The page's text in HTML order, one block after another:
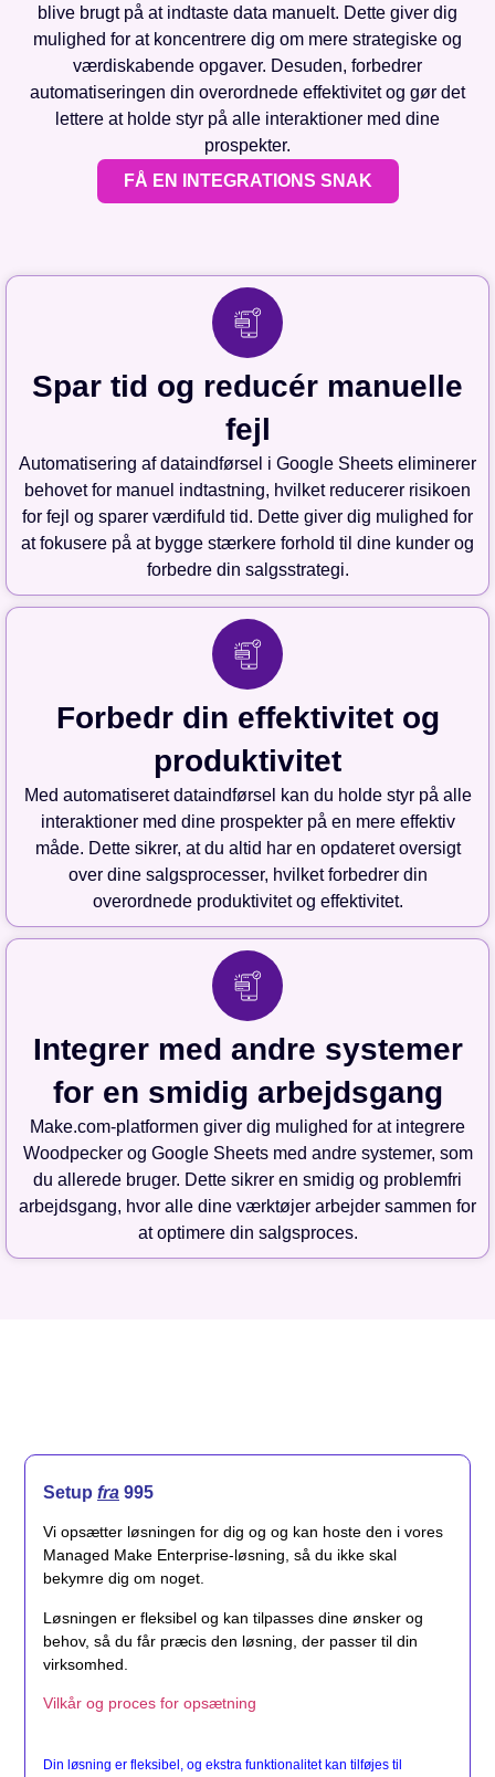
blive brugt på at indtaste data manuelt. Dette giver dig
mulighed for at koncentrere dig om mere strategiske og
værdiskabende opgaver. Desuden, forbedrer
automatiseringen din overordnede effektivitet og gør det
lettere at holde styr på alle interaktioner med dine
prospekter.
FÅ EN INTEGRATIONS SNAK
Spar tid og reducér manuelle
fejl
Automatisering af dataindførsel i Google Sheets eliminerer
behovet for manuel indtastning, hvilket reducerer risikoen
for fejl og sparer værdifuld tid. Dette giver dig mulighed for
at fokusere på at bygge stærkere forhold til dine kunder og
forbedre din salgsstrategi.
Forbedr din effektivitet og
produktivitet
Med automatiseret dataindførsel kan du holde styr på alle
interaktioner med dine prospekter på en mere effektiv
måde. Dette sikrer, at du altid har en opdateret oversigt
over dine salgsprocesser, hvilket forbedrer din
overordnede produktivitet og effektivitet.
Integrer med andre systemer
for en smidig arbejdsgang
Make.com-platformen giver dig mulighed for at integrere
Woodpecker og Google Sheets med andre systemer, som
du allerede bruger. Dette sikrer en smidig og problemfri
arbejdsgang, hvor alle dine værktøjer arbejder sammen for
at optimere din salgsproces.
Setup fra 995
Vi opsætter løsningen for dig og og kan hoste den i vores
Managed Make Enterprise-løsning, så du ikke skal
bekymre dig om noget.
Løsningen er fleksibel og kan tilpasses dine ønsker og
behov, så du får præcis den løsning, der passer til din
virksomhed.
Vilkår og proces for opsætning
Din løsning er fleksibel, og ekstra funktionalitet kan tilføjes til